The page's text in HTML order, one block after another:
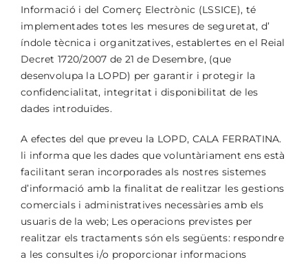
Informació i del Comerç Electrònic (LSSICE), té
implementades totes les mesures de seguretat, d’
índole tècnica i organitzatives, establertes en el Reial
Decret 1720/2007 de 21 de Desembre, (que
desenvolupa la LOPD) per garantir i protegir la
confidencialitat, integritat i disponibilitat de les
dades introduïdes.
A efectes del que preveu la LOPD, CALA FERRATINA.
li informa que les dades que voluntàriament ens està
facilitant seran incorporades als nostres sistemes
d’informació amb la finalitat de realitzar les gestions
comercials i administratives necessàries amb els
usuaris de la web; Les operacions previstes per
realitzar els tractaments són els següents: respondre
a les consultes i/o proporcionar informacions